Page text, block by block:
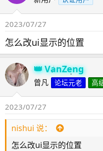
2023/07/27
怎么改ui显示的位置
VanZeng
曾凡 论坛元老 高
2023/07/27
nishui 说：
怎么改ui显示的位置